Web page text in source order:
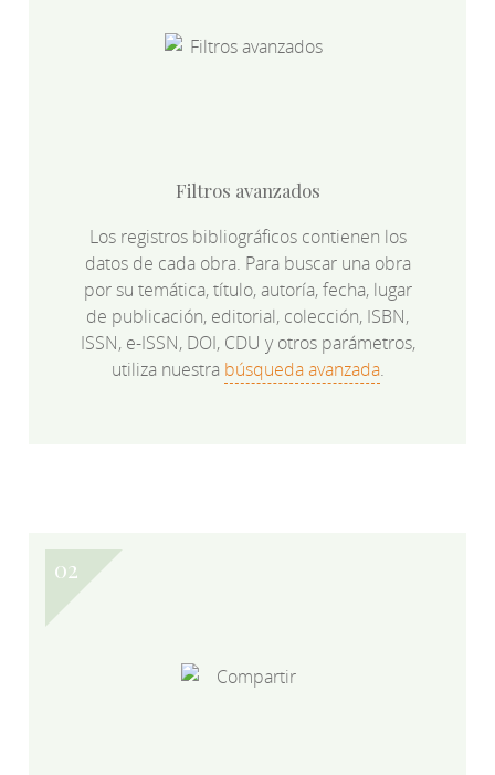
Filtros avanzados
Los registros bibliográficos contienen los
datos de cada obra. Para buscar una obra
por su temática, título, autoría, fecha, lugar
de publicación, editorial, colección, ISBN,
ISSN, e-ISSN, DOI, CDU y otros parámetros,
utiliza nuestra búsqueda avanzada.